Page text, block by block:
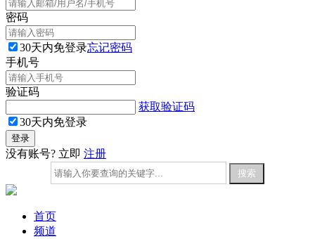
密码
30天内免登录忘记密码
手机号
验证码
获取验证码
30天内免登录
没有账号? 立即 注册
首页
频道